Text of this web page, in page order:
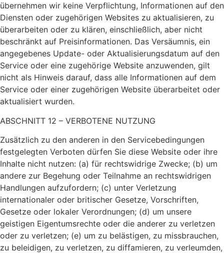
übernehmen wir keine Verpflichtung, Informationen auf den
Diensten oder zugehörigen Websites zu aktualisieren, zu
überarbeiten oder zu klären, einschließlich, aber nicht
beschränkt auf Preisinformationen. Das Versäumnis, ein
angegebenes Update- oder Aktualisierungsdatum auf den
Service oder eine zugehörige Website anzuwenden, gilt
nicht als Hinweis darauf, dass alle Informationen auf dem
Service oder einer zugehörigen Website überarbeitet oder
aktualisiert wurden.
ABSCHNITT 12 – VERBOTENE NUTZUNG
Zusätzlich zu den anderen in den Servicebedingungen
festgelegten Verboten dürfen Sie diese Website oder ihre
Inhalte nicht nutzen: (a) für rechtswidrige Zwecke; (b) um
andere zur Begehung oder Teilnahme an rechtswidrigen
Handlungen aufzufordern; (c) unter Verletzung
internationaler oder britischer Gesetze, Vorschriften,
Gesetze oder lokaler Verordnungen; (d) um unsere
geistigen Eigentumsrechte oder die anderer zu verletzen
oder zu verletzen; (e) um zu belästigen, zu missbrauchen,
zu beleidigen, zu verletzen, zu diffamieren, zu verleumden,